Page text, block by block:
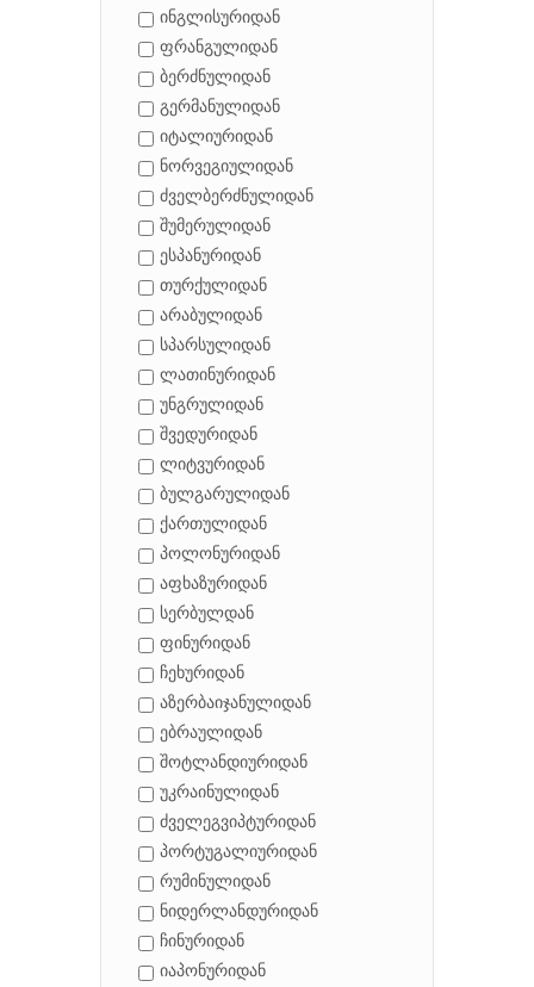
ინგლისურიდან
ფრანგულიდან
ბერძნულიდან
გერმანულიდან
იტალიურიდან
ნორვეგიულიდან
ძველბერძნულიდან
შუმერულიდან
ესპანურიდან
თურქულიდან
არაბულიდან
სპარსულიდან
ლათინურიდან
უნგრულიდან
შვედურიდან
ლიტვურიდან
ბულგარულიდან
ქართულიდან
პოლონურიდან
აფხაზურიდან
სერბულდან
ფინურიდან
ჩეხურიდან
აზერბაიჯანულიდან
ებრაულიდან
შოტლანდიურიდან
უკრაინულიდან
ძველეგვიპტურიდან
პორტუგალიურიდან
რუმინულიდან
ნიდერლანდურიდან
ჩინურიდან
იაპონურიდან